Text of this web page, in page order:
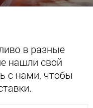
в разные
нашли свой
с нами, чтобы